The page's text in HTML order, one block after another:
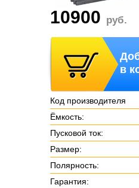
10900 руб.
в
Код производителя
Ёмкость:
Пусковой ток:
Размер:
Полярность:
Гарантия: